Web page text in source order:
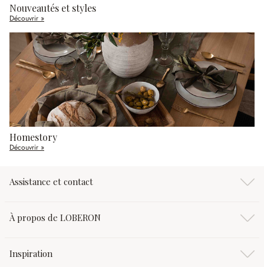
Nouveautés et styles
Découvrir »
Homestory
Découvrir »
Assistance et contact
À propos de LOBERON
Inspiration